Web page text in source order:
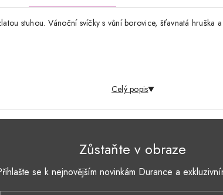
stuhou. Vánoční svíčky s vůní borovice, šťavnatá
Celý popis
Zůstaňte v obraze
se k nejnovějším novinkám Durance a